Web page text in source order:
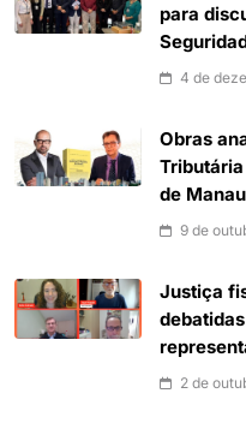
para
4 de
Obras
de
9 de
Justiça
2 de